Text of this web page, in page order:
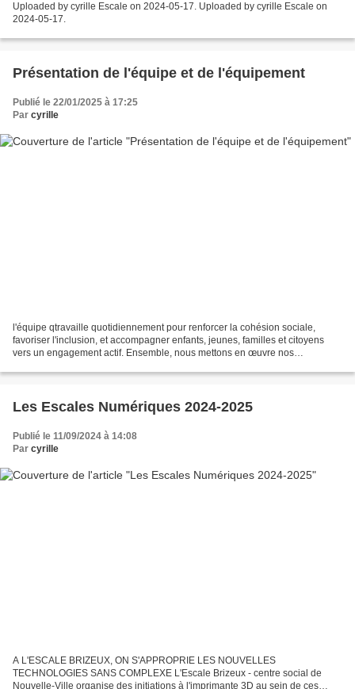
Uploaded by cyrille Escale on 2024-05-17. Uploaded by cyrille Escale on
2024-05-17.
Présentation de l'équipe et de l'équipement
Publié le 22/01/2025 à 17:25
Par cyrille
l'équipe qtravaille quotidiennement pour renforcer la cohésion sociale,
favoriser l'inclusion, et accompagner enfants, jeunes, familles et citoyens
vers un engagement actif. Ensemble, nous mettons en œuvre nos
Les Escales Numériques 2024-2025
Publié le 11/09/2024 à 14:08
Par cyrille
A L'ESCALE BRIZEUX, ON S'APPROPRIE LES NOUVELLES
TECHNOLOGIES SANS COMPLEXE L'Escale Brizeux - centre social de
Nouvelle-Ville organise des initiations à l'imprimante 3D au sein de ces